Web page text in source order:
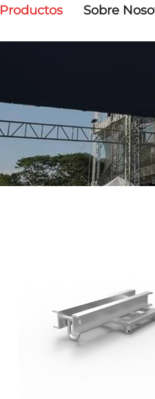
Productos Sobre